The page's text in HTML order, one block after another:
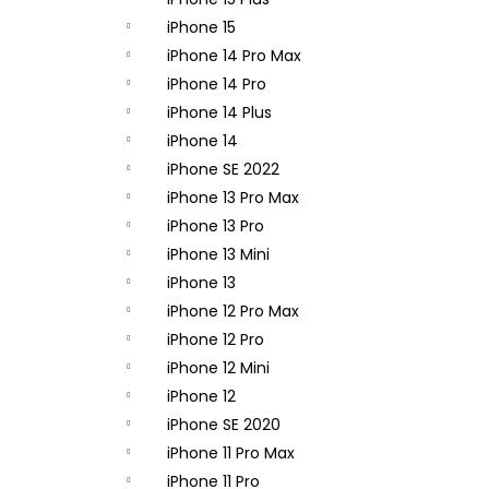
iPhone 15
iPhone 14 Pro Max
iPhone 14 Pro
iPhone 14 Plus
iPhone 14
iPhone SE 2022
iPhone 13 Pro Max
iPhone 13 Pro
iPhone 13 Mini
iPhone 13
iPhone 12 Pro Max
iPhone 12 Pro
iPhone 12 Mini
iPhone 12
iPhone SE 2020
iPhone 11 Pro Max
iPhone 11 Pro
APPLE IPHONE 14 PRO - ZADNÁ KAMERA
- ORIGINAL APPLE
65,90 €